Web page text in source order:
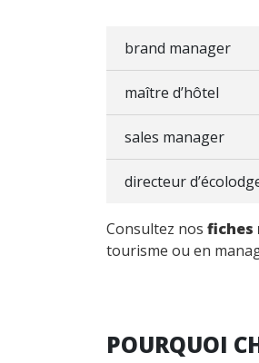
brand manager
maître d’hôtel
sales manager
directeur
Consultez nos fiches
tourisme ou en
POURQUOI